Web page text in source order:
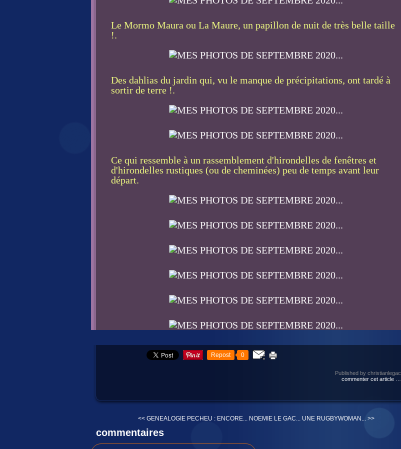
Le Mormo Maura ou La Maure, un papillon de nuit de très belle taille
!.
Des dahlias du jardin qui, vu le manque de précipitations, ont tardé à
sortir de terre !.
Ce qui ressemble à un rassemblement d'hirondelles de fenêtres et
d'hirondelles rustiques (ou de cheminées) peu de temps avant leur
départ.
Repost 0
Published by christianlegac
commenter cet article
<< GENEALOGIE PECHEU : ENCORE... NOEMIE LE GAC... UNE RUGBYWOMAN... >>
commentaires